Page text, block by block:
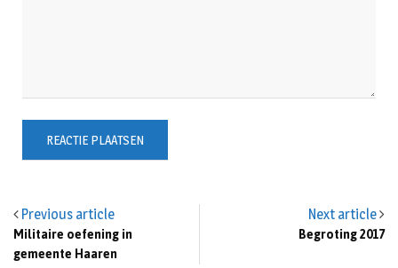
Previous article
Militaire oefening in
gemeente Haaren
Next article
Begroting 2017